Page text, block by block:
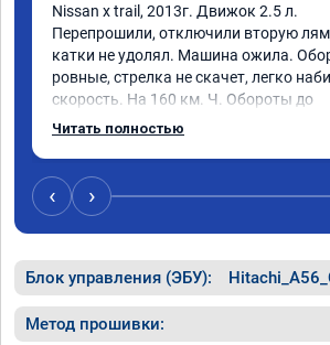
Nissan x trаil, 2013г. Движок 2.5 л.
Перепрошили, отключили вторую
катки не удолял. Машина ожила.
ровные, стрелка не скачет, легко
скорость. На 160 км. Ч. Обороты до
3000.расход тот-же без изменения 12л.
Читать полностью
‹ ›
Блок управления (ЭБУ):
Метод прошивки: